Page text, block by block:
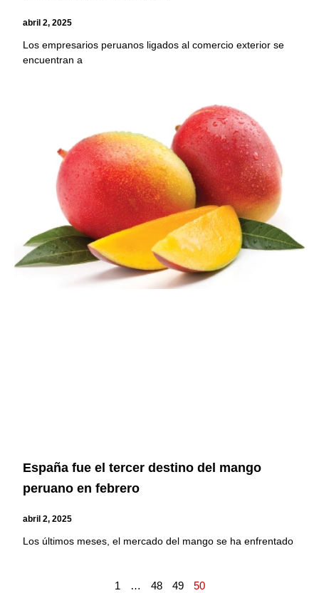
abril 2, 2025
Los empresarios peruanos ligados al comercio exterior se
encuentran a
España fue el tercer destino del mango
peruano en febrero
abril 2, 2025
Los últimos meses, el mercado del mango se ha enfrentado
1 … 48 49 50